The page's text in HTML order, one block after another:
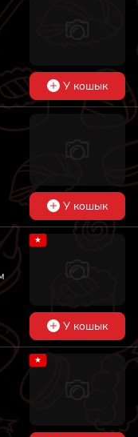
У кошык
У кошык
★
У кошык
★